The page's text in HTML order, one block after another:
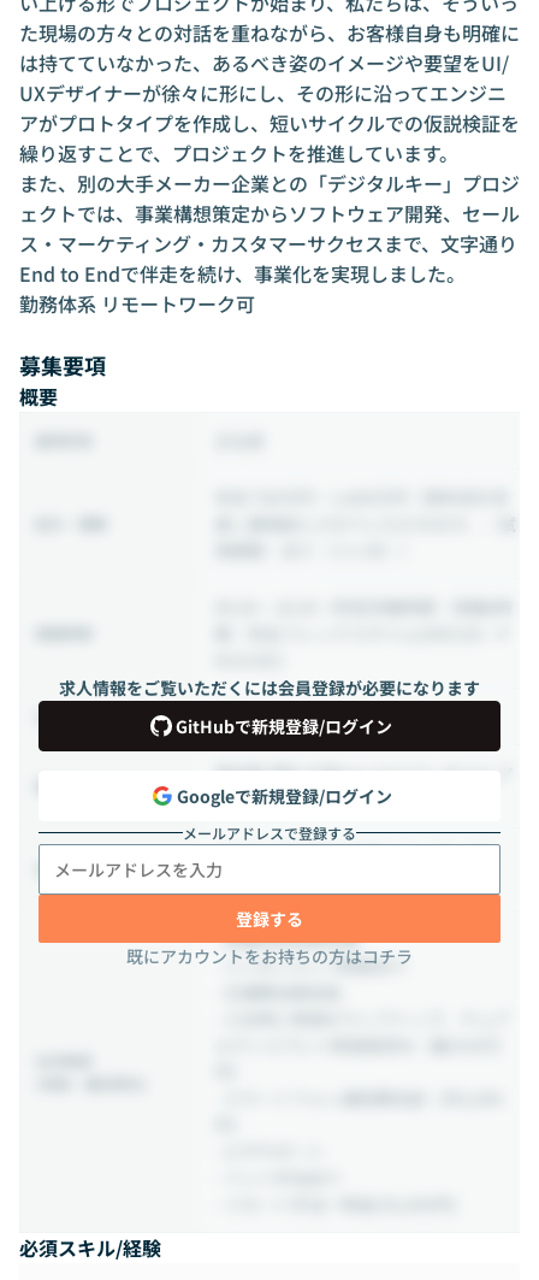
た現場の方々との対話を重ねながら、お客様自身も明確に
は持てていなかった、あるべき姿のイメージや要望をUI/
UXデザイナーが徐々に形にし、その形に沿ってエンジニ
アがプロトタイプを作成し、短いサイクルでの仮説検証を
繰り返すことで、プロジェクトを推進しています。
また、別の大手メーカー企業との「デジタルキー」プロジ
ェクトでは、事業構想策定からソフトウェア開発、セール
ス・マーケティング・カスタマーサクセスまで、文字通り
End to Endで伴走を続け、事業化を実現しました。
勤務体系 リモートワーク可
募集要項
概要
求人情報をご覧いただくには会員登録が必要になります
GitHubで新規登録/ログイン
Googleで新規登録/ログイン
メールアドレスで登録する
登録する
既にアカウントをお持ちの方はコチラ
相談の上決定する
東京都 港区 北青山2-14-4 アーガイル ア
オヤマ 6F
休日・休暇
- 有給休暇：年間20日
- 各種社会保険完備
- インセンティブ制度あり
必須スキル/経験